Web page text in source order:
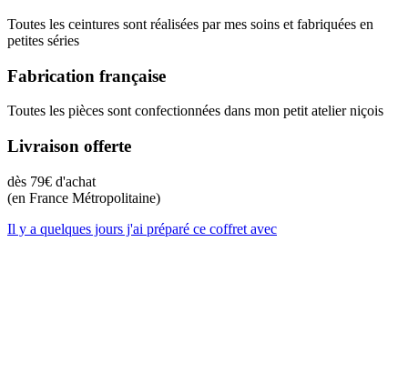
Toutes les ceintures sont réalisées par mes soins et fabriquées en
petites séries
Fabrication française
Toutes les pièces sont confectionnées dans mon petit atelier niçois
Livraison offerte
dès 79€ d'achat
(en France Métropolitaine)
Il y a quelques jours j'ai préparé ce coffret avec